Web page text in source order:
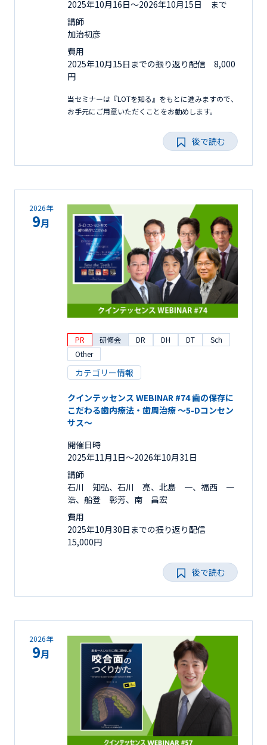
2025年10月16日〜2026年10月15日 まで
講師
加治初彦
費用
2025年10月15日までの振り返り配信 8,000
円
当セミナーは『LOTを知る』をもとに進みますので、
お手元にご用意いただくことをお勧めします。
後で読む
2026年
9月
PR 研修会 DR DH DT
Sch
Other
カテゴリー情報
クインテッセンス WEBINAR #74 歯の保存に
こだわる歯内療法・歯周治療 ～5-Dコンセン
サス～
開催日時
2025年11月1日〜2026年10月31日
講師
石川 知弘、石川 亮、北島 一、福西 一
浩、船登 彰芳、南 昌宏
費用
2025年10月30日までの振り返り配信
15,000円
後で読む
2026年
9月